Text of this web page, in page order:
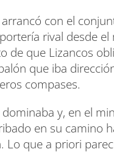
con el
rival desde
de que Lizancos
que iba
compases.
dominaba y, en el
en su camino
Lo que a priori